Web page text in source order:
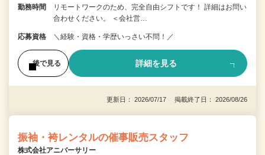
勤務時間
リモートワークのため、完全自由シフトです！ 詳細はお問い
合わせください。 ＜会社営…
応募資格 ＼経験・資格・学歴いっさい不問！／
後で見る 詳細を見る
更新日： 2026/07/17 掲載終了日： 2026/08/26
振袖・袴レンタルの催事販売スタッフ
株式会社アニバーサリー